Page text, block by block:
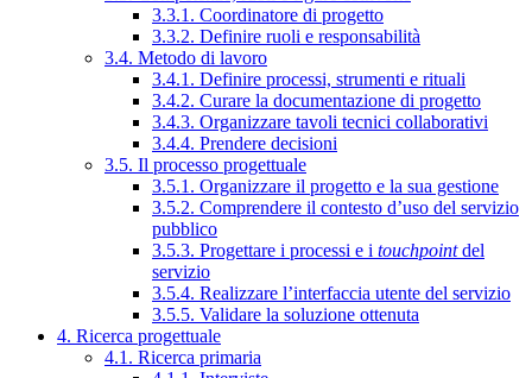
3.3.1. Coordinatore di progetto
3.3.2. Definire ruoli e responsabilità
3.4. Metodo di lavoro
3.4.1. Definire processi, strumenti e rituali
3.4.2. Curare la documentazione di progetto
3.4.3. Organizzare tavoli tecnici collaborativi
3.4.4. Prendere decisioni
3.5. Il processo progettuale
3.5.1. Organizzare il progetto e la sua gestione
3.5.2. Comprendere il contesto d’uso del servizio
pubblico
3.5.3. Progettare i processi e i touchpointdel
servizio
3.5.4. Realizzare l’interfaccia utente del servizio
3.5.5. Validare la soluzione ottenuta
4. Ricerca progettuale
4.1. Ricerca primaria